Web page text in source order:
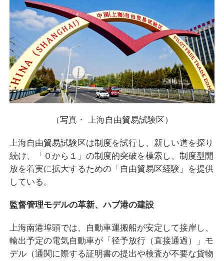
（写真・ 上海自由貿易試験区）
上海自由貿易試験区は制度を試行し、新しい道を探り
続け、「０から１」の制度的突破を模索し、制度型開
放を着実に拡大するための「自由貿易区経験」を提供
している。
監督管理モデルの革新、ハブ港の建設
上海南港埠頭では、自動車運搬船が安定して接岸し、
輸出予定の電気自動車が「径予放行（直接通過）」モ
デル（通関に際する証明書の提出や検査が不要な貨物